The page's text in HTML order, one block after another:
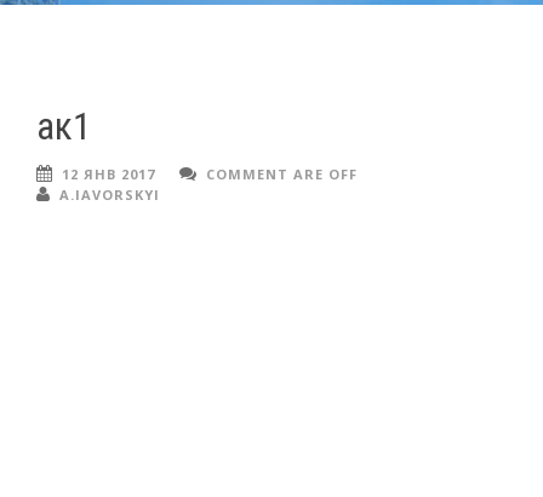
ак1
12 ЯНВ 2017
COMMENT ARE OFF
A.IAVORSKYI